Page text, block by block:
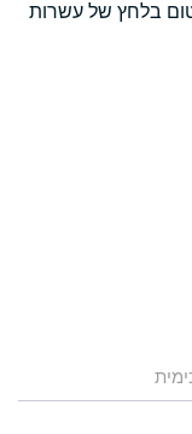
בלחץ של עשרות